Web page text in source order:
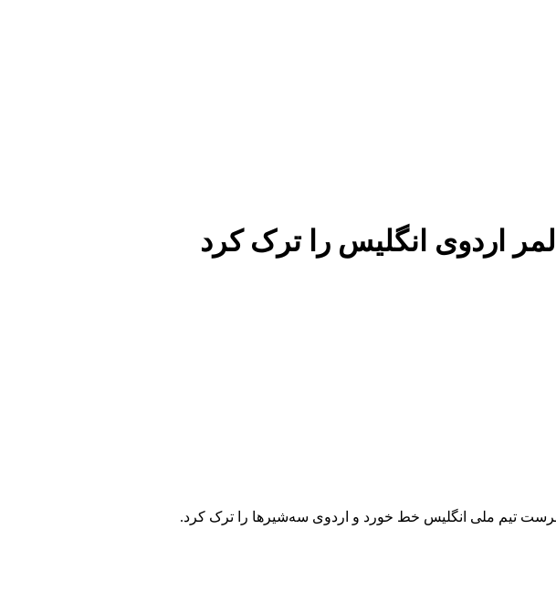
اردوی انگلیس را ترک کرد
تیم ملی ‏انگلیس خط خورد و اردوی سه‌شیرها را ترک کرد.